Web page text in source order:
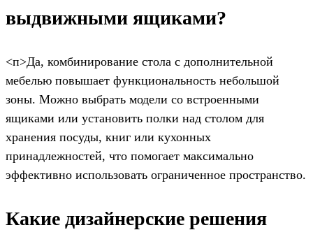
выдвижными ящиками?
<п>Да, комбинирование стола с дополнительной
мебелью повышает функциональность небольшой
зоны. Можно выбрать модели со встроенными
ящиками или установить полки над столом для
хранения посуды, книг или кухонных
принадлежностей, что помогает максимально
эффективно использовать ограниченное пространство.
Какие дизайнерские решения